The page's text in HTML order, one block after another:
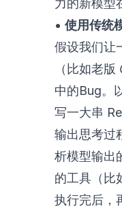
力的新模型
• 使用传统
假设我们让
（比如老版
中的Bug。
写一大串
输出思考过
析模型输出
的工具（比
执行完后，